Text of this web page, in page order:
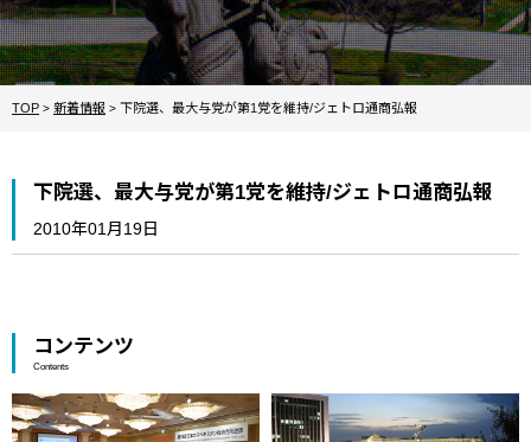
TOP > 新着情報 > 下院選、最大与党が第1党を維持/ジェトロ通商弘報
下院選、最大与党が第1党を維持/ジェトロ通商弘報
2010年01月19日
コンテンツ
Contents